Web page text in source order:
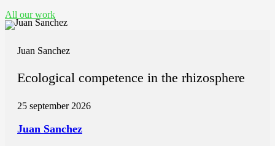
All our work
Juan Sanchez
Ecological competence in the rhizosphere
25 september 2026
Juan Sanchez